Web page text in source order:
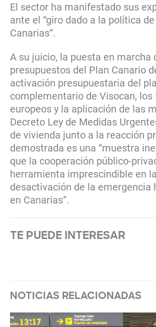
El sector ha manifestado sus
ante el “giro dado a la política
Canarias”.
A su juicio, la puesta en marcha
presupuestos del Plan Canario
activación presupuestaria del
complementario de Visocan, los
europeos y la aplicación de las
Decreto Ley de Medidas
de vivienda junto a la reacción
demostrada es una “muestra
que la cooperación público-
herramienta imprescindible en la
desactivación de la emergencia
en Canarias”.
TE PUEDE INTERESAR
NOTICIAS RELACIONADAS